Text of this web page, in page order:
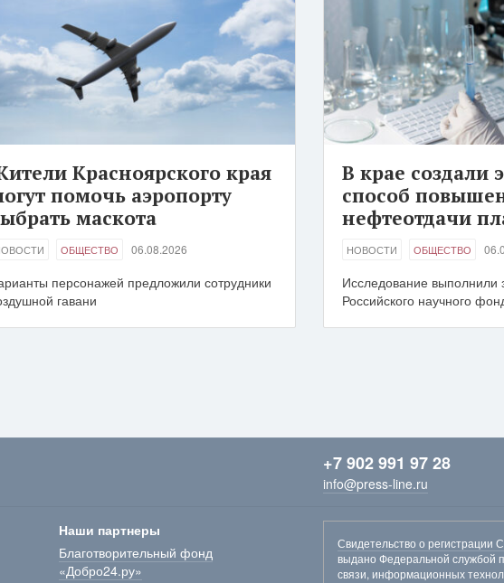
Красноярского края
помочь аэропорту
маскота
ОБЩЕСТВО 06.08.2026
персонажей предложили сотрудники
гавани
В крае создали
способ
нефтеотдачи
НОВОСТИ ОБЩЕСТВО
Исследование выполнили
Российского научного
+7 902 991 97 28
info@press-line.ru
Наши партнеры
Благотворительный фонд
«Добро24.ру»
Свидетельство о регистрации
выдано Федеральной службой
связи, информационных